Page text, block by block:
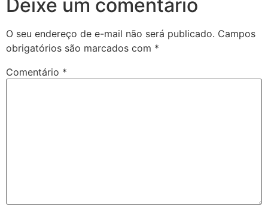
Deixe um comentário
O seu endereço de e-mail não será publicado. Campos
obrigatórios são marcados com *
Comentário *